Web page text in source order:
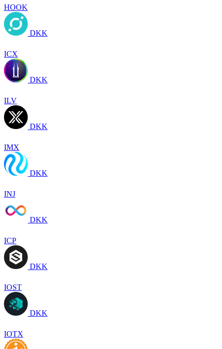
HOOK
DKK
ICX
DKK
ILV
DKK
IMX
DKK
INJ
DKK
ICP
DKK
IOST
DKK
IOTX